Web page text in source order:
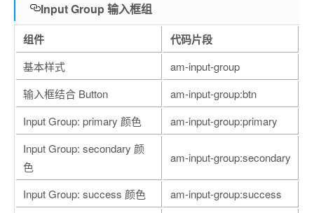
Input Group 输入框组
组件 代码片段
基本样式
am-input-group
输入框结合 Button
am-input-group:btn
Input Group: primary 颜色
am-input-group:primary
Input Group: secondary 颜
色
am-input-group:secondary
Input Group: success 颜色
am-input-group:success